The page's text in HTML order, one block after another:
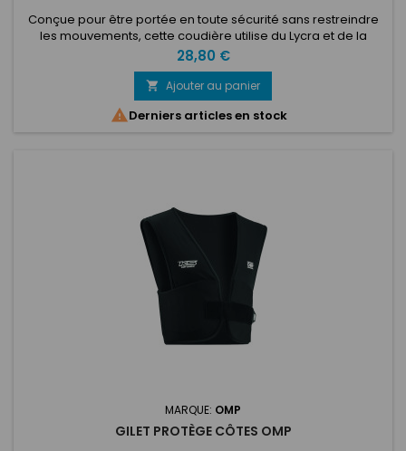
Conçue pour être portée en toute sécurité sans restreindre
les mouvements, cette coudière utilise du Lycra et de la
mousse pour s'adapter à la position du bras du conducteur.
Extérieur léger en Lycra avec insert en mousse préformé.
Points antidérapants en silicone à l'intérieur. Marques rouges
pour un ajustement personnalisé de la longueur. Convient
aux...
Prix
28,80 €
 Ajouter au panier
Derniers articles en stock
MARQUE: OMP
GILET PROTÈGE CÔTES OMP